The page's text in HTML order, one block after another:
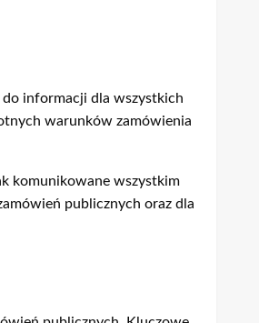
informacji dla wszystkich
warunków zamówienia
komunikowane wszystkim
publicznych oraz dla